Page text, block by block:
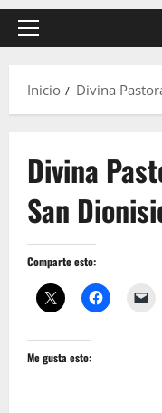
Menú
Inicio
Divina
Divina
San
Comparte esto:
Me gusta esto: